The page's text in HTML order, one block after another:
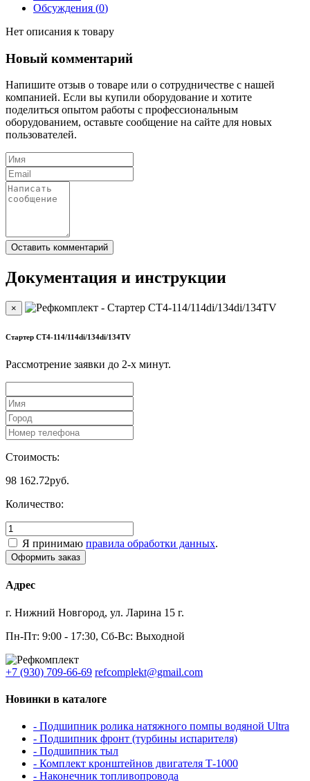
Обсуждения (0)
Нет описания к товару
Новый комментарий
Напишите отзыв о товаре или о сотрудничестве с нашей
компанией. Если вы купили оборудование и хотите
поделиться опытом работы с профессиональным
оборудованием, оставьте сообщение на сайте для новых
пользователей.
Документация и инструкции
×
Стартер CT4-114/114di/134di/134TV
Рассмотрение заявки до 2-x минут.
Стоимость:
98 162.72руб.
Количество:
Я принимаю правила обработки данных.
Адрес
г. Нижний Новгород, ул. Ларина 15 г.
Пн-Пт: 9:00 - 17:30, Сб-Вс: Выходной
+7 (930) 709-66-69 refcomplekt@gmail.com
Новинки в каталоге
- Подшипник ролика натяжного помпы водяной Ultra
- Подшипник фронт (турбины испарителя)
- Подшипник тыл
- Комплект кронштейнов двигателя Т-1000
- Наконечник топливопровода